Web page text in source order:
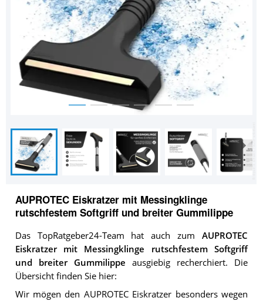
AUPROTEC Eiskratzer mit Messingklinge
rutschfestem Softgriff und breiter Gummilippe
Das TopRatgeber24-Team hat auch zum AUPROTEC
Eiskratzer mit Messingklinge rutschfestem Softgriff
und breiter Gummilippe ausgiebig recherchiert. Die
Übersicht finden Sie hier:
Wir mögen den AUPROTEC Eiskratzer besonders wegen